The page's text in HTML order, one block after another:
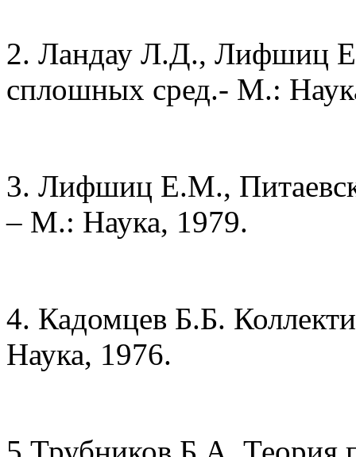
2. Ландау Л.Д., Лифшиц
сплошных сред.- М.:
3. Лифшиц Е.М.,
– М.: Наука, 1979.
4. Кадомцев Б.Б.
Наука, 1976.